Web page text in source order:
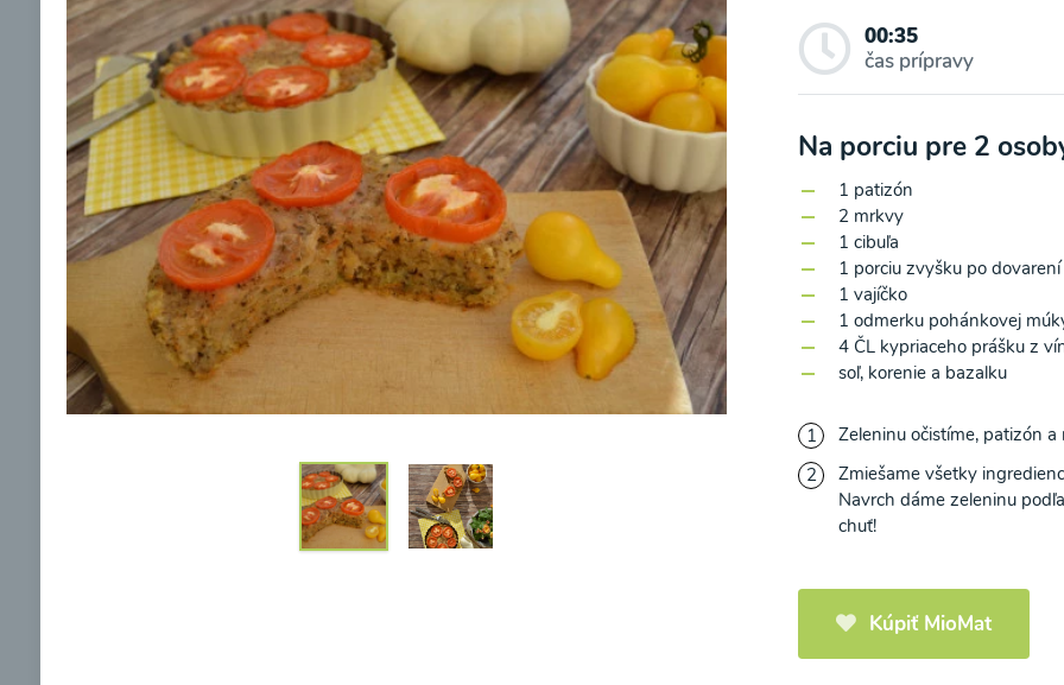
00:25 Zobraziť 00:25 Zobraziť 00:25
Brokolicová polievka s nivou
pečenými cherry a
mozzarelou od Recepty
Mojej Zdravej Kuchyne
Brokolicová polievka
syrom
00:35
čas prípravy
Na porciu pre 2
1 patizón
2 mrkvy
1 cibuľa
1 porciu zvyšku po
1 vajíčko
1 odmerku pohánkovej
4 ČL kypriaceho prášku z
soľ, korenie a bazalku
Zeleninu očistíme, patizón
Zmiešame všetky
Navrch dáme zeleninu
chuť!
Kúpiť MioMat
Odber noviniek a akcií
Odoslaním registrácie na Newsletter súhlasím so spracovaním osobných údajov pre účely zasielania newsletteru a
Ochrane osobných údajov
a súhlasím s nimi.